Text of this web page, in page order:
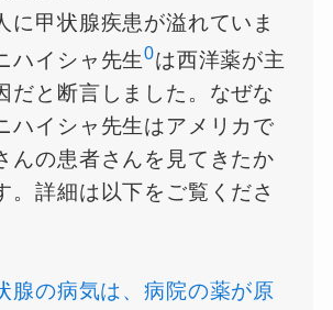
に甲状腺疾患が溢れていま
ハイシャ先生0は西洋薬が主
だと断言しました。なぜな
ハイシャ先生はアメリカで
んの患者さんを見てきたか
。詳細は以下をご覧くださ
腺の病気は、病院の薬が原